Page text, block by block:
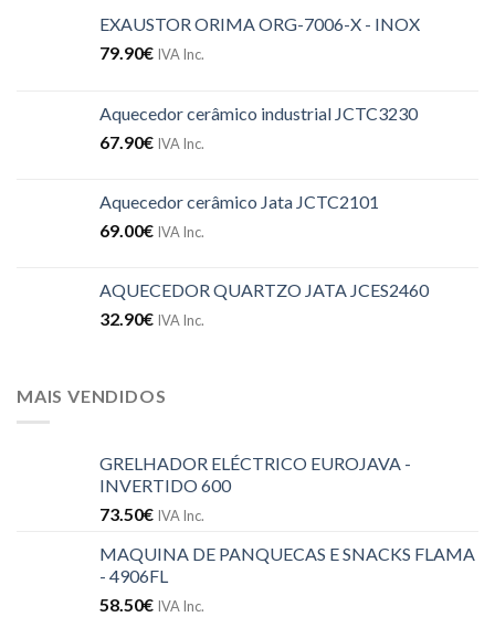
EXAUSTOR ORIMA ORG-7006-X - INOX
79.90€ IVA Inc.
Aquecedor cerâmico industrial JCTC3230
67.90€ IVA Inc.
Aquecedor cerâmico Jata JCTC2101
69.00€ IVA Inc.
AQUECEDOR QUARTZO JATA JCES2460
32.90€ IVA Inc.
MAIS VENDIDOS
GRELHADOR ELÉCTRICO EUROJAVA -
INVERTIDO 600
73.50€ IVA Inc.
MAQUINA DE PANQUECAS E SNACKS FLAMA
- 4906FL
58.50€ IVA Inc.